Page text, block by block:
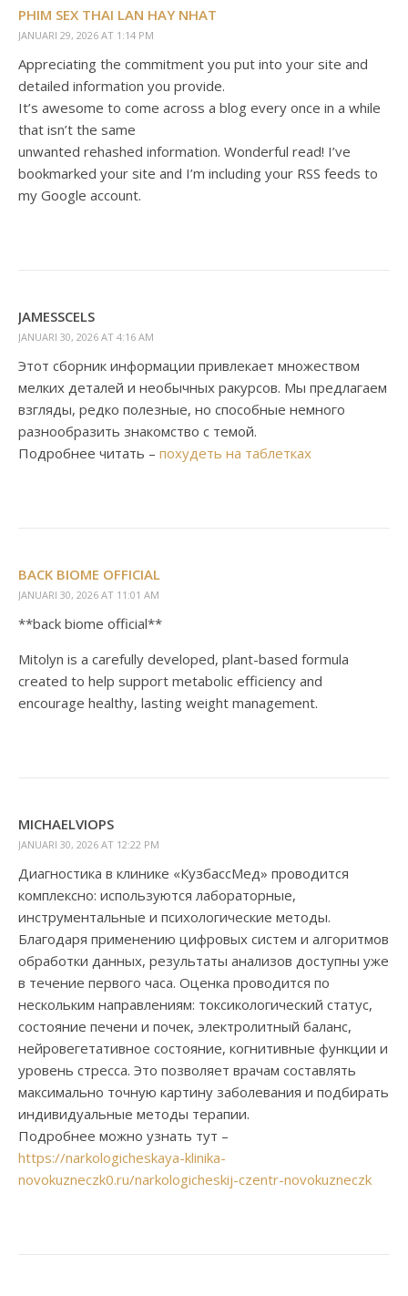
PHIM SEX THAI LAN HAY NHAT
JANUARI 29, 2026 AT 1:14 PM
Appreciating the commitment you put into your site and
detailed information you provide.
It’s awesome to come across a blog every once in a while
that isn’t the same
unwanted rehashed information. Wonderful read! I’ve
bookmarked your site and I’m including your RSS feeds to
my Google account.
JAMESSCELS
JANUARI 30, 2026 AT 4:16 AM
Этот сборник информации привлекает множеством
мелких деталей и необычных ракурсов. Мы предлагаем
взгляды, редко полезные, но способные немного
разнообразить знакомство с темой.
Подробнее читать – похудеть на таблетках
BACK BIOME OFFICIAL
JANUARI 30, 2026 AT 11:01 AM
**back biome official**
Mitolyn is a carefully developed, plant-based formula
created to help support metabolic efficiency and
encourage healthy, lasting weight management.
MICHAELVIOPS
JANUARI 30, 2026 AT 12:22 PM
Диагностика в клинике «КузбассМед» проводится
комплексно: используются лабораторные,
инструментальные и психологические методы.
Благодаря применению цифровых систем и алгоритмов
обработки данных, результаты анализов доступны уже
в течение первого часа. Оценка проводится по
нескольким направлениям: токсикологический статус,
состояние печени и почек, электролитный баланс,
нейровегетативное состояние, когнитивные функции и
уровень стресса. Это позволяет врачам составлять
максимально точную картину заболевания и подбирать
индивидуальные методы терапии.
Подробнее можно узнать тут –
https://narkologicheskaya-klinika-
novokuzneczk0.ru/narkologicheskij-czentr-novokuzneczk